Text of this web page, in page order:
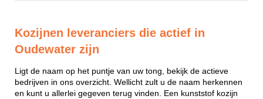
Kozijnen leveranciers die actief in
Oudewater zijn
Ligt de naam op het puntje van uw tong, bekijk de actieve
bedrijven in ons overzicht. Wellicht zult u de naam herkennen
en kunt u allerlei gegeven terug vinden. Een kunststof kozijn